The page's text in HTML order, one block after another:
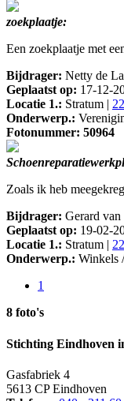
zoekplaatje:
Een zoekplaatje met
Bijdrager: Netty de
Geplaatst op: 17-12-
Locatie 1.: Stratum |
Onderwerp.:
Fotonummer: 50964
Zoals ik heb
Bijdrager: Gerard van
Geplaatst op: 19-02-
Locatie 1.: Stratum |
Onderwerp.: Winkels
1
8 foto's
Stichting Eindhoven
Gasfabriek 4
5613 CP Eindhoven